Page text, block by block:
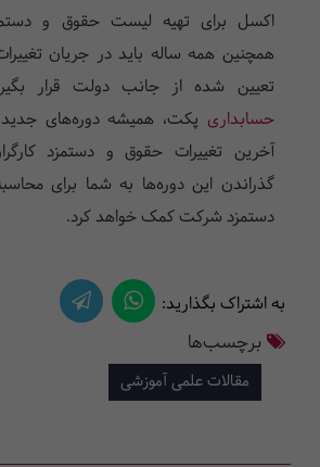
اکسل برای تهیه لیست حقوق و
همچنین همه ساله باید در جریان
تعیین شده از جانب دولت قرار
حسابداری پکت، همیشه دوره‌های
آخرین تغییرات حقوق و دستمزد
گذراندن این دوره‌ها به شما برای
دستمزد شرکت کمک خواهد کرد.
به اشتراک بگذارید:
برچسب‌ها
مقالات علمی آموزشی